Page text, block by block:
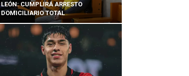
LEÓN: CUMPLIRÁ ARRESTO
DOMICILIARIO TOTAL